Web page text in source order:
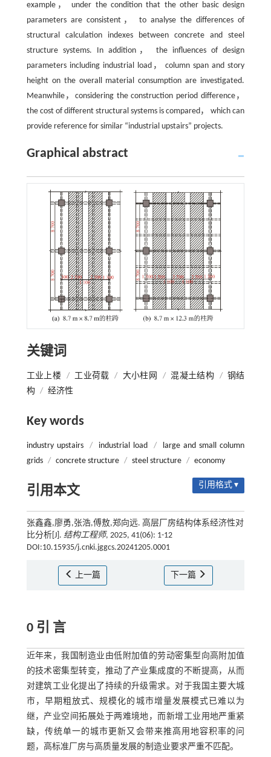
example， under the condition that the other basic design
parameters are consistent， to analyse the differences of
structural calculation indexes between concrete and steel
structure systems. In addition， the influences of design
parameters including industrial load， column span and story
height on the overall material consumption are investigated.
Meanwhile，considering the construction period difference，
the cost of different structural systems is compared， which can
provide reference for similar “industrial upstairs” projects.
Graphical abstract
关键词
工业上楼 / 工业荷载 / 大小柱网 / 混凝土结构 / 钢结
构 / 经济性
Key words
industry upstairs / industrial load /
large and small column
grids / concrete structure / steel structure / economy
引用本文 引用格式 ▾
张鑫鑫,廖勇,张浩,傅敖,郑向远. 高层厂房结构体系经济性对
比分析[J]. 结构工程师, 2025, 41(06): 1-12
DOI:10.15935/j.cnki.jggcs.20241205.0001
上一篇 下一篇
0 引 言
近年来，我国制造业由低附加值的劳动密集型向高附加值
的技术密集型转变，推动了产业集成度的不断提高，从而
对建筑工业化提出了持续的升级需求。对于我国主要大城
市，早期粗放式、规模化的城市增量发展模式已难以为
继，产业空间拓展处于两难境地，而新增工业用地严重紧
缺，传统单一的城市更新又会带来推高用地容积率的问
题，高标准厂房与高质量发展的制造业要求严重不匹配。